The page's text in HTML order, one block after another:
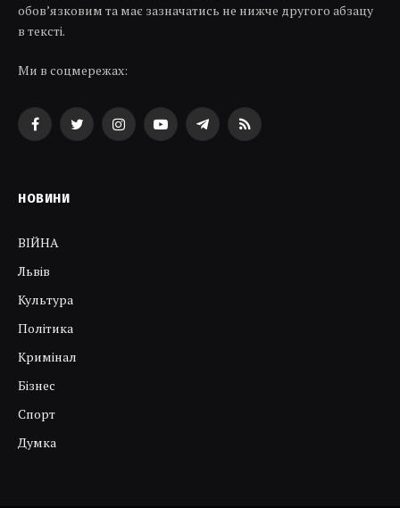
обов’язковим та має зазначатись не нижче другого абзацу
в тексті.
Ми в соцмережах:
FacebookTwitterInstagramYouTubeTelegramRSS
НОВИНИ
ВІЙНА
Львів
Культура
Політика
Кримінал
Бізнес
Спорт
Думка